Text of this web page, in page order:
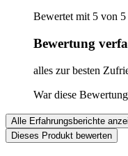
Bewertet mit 5 von 5
Bewertung
alles zur besten
War diese
Alle Erfahrungsberichte
Dieses Produkt bewerten